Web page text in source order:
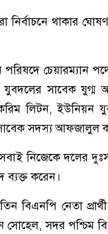
নির্বাচনে থাকার
পরিষদে চেয়ারম্যান
যুবদলের সাবেক যুগ্ম
লিটন, ইউনিয়ন
সদস্য আফজালুল
নিজেকে দলের
ব্যক্ত করেন।
বিএনপি নেতা
সোহেল, সদর পশ্চিম